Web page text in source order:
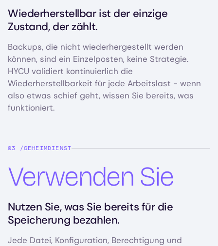
Wiederherstellbar ist der einzige
Zustand, der zählt.
Backups, die nicht wiederhergestellt werden
können, sind ein Einzelposten, keine Strategie.
HYCU validiert kontinuierlich die
Wiederherstellbarkeit für jede Arbeitslast - wenn
also etwas schief geht, wissen Sie bereits, was
funktioniert.
GEHEIMDIENST
Verwenden Sie
Nutzen Sie, was Sie bereits für die
Speicherung bezahlen.
Jede Datei, Konfiguration, Berechtigung und